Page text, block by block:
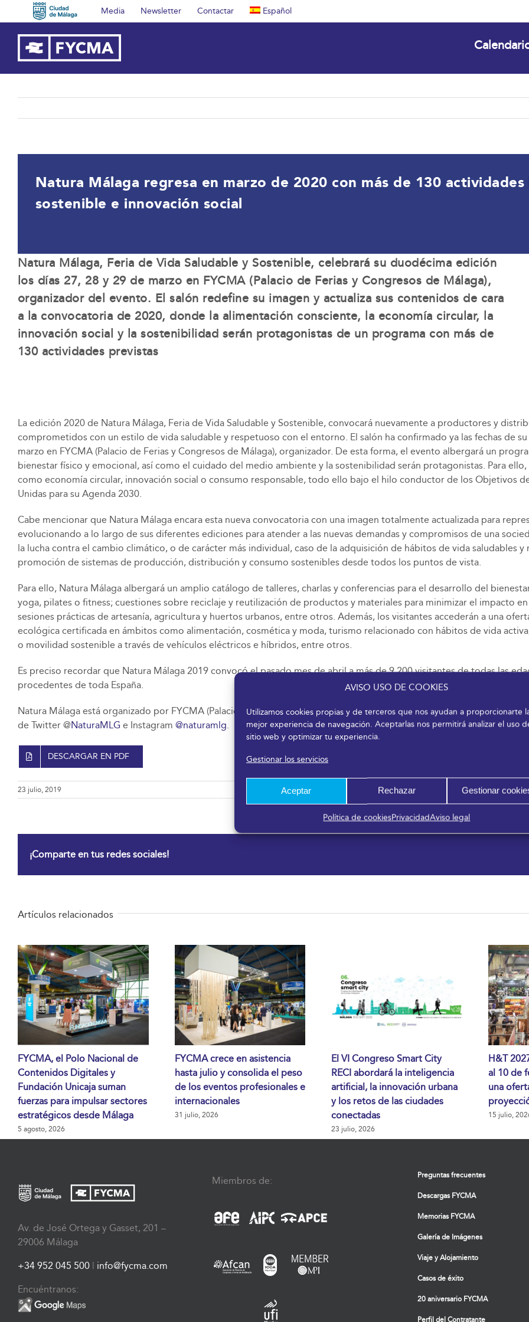
AVISO USO DE COOKIES
Utilizamos cookies propias y de terceros que nos ayudan a proporcionarte
mejor experiencia de navegación. Aceptarlas nos permitirá analizar el uso
sitio web y optimizar tu experiencia.
Gestionar los servicios
Aceptar Rechazar Gestionar
Política de cookiesPrivacidadAviso legal
al
contenido
Media Newsletter Contactar Español
Natura Málaga regresa en marzo de 2020 con más de 130
sostenible e innovación social
Natura Málaga, Feria de Vida Saludable y Sostenible, celebrará su duodécima edición
los días 27, 28 y 29 de marzo en FYCMA (Palacio de Ferias y Congresos de Málaga),
organizador del evento. El salón redefine su imagen y actualiza sus contenidos de cara
a la convocatoria de 2020, donde la alimentación consciente, la economía circular, la
innovación social y la sostenibilidad serán protagonistas de un programa con más de
130 actividades previstas
La edición 2020 de Natura Málaga, Feria de Vida Saludable y Sostenible, convocará nuevamente a productores y
comprometidos con un estilo de vida saludable y respetuoso con el entorno. El salón ha confirmado ya las fechas de
marzo en FYCMA (Palacio de Ferias y Congresos de Málaga), organizador. De esta forma, el evento albergará un
bienestar físico y emocional, así como el cuidado del medio ambiente y la sostenibilidad serán protagonistas. Para
como economía circular, innovación social o consumo responsable, todo ello bajo el hilo conductor de los Objetivos
Unidas para su Agenda 2030.
Cabe mencionar que Natura Málaga encara esta nueva convocatoria con una imagen totalmente actualizada para
evolucionando a lo largo de sus diferentes ediciones para atender a las nuevas demandas y compromisos de una
la lucha contra el cambio climático, o de carácter más individual, caso de la adquisición de hábitos de vida saludables
promoción de sistemas de producción, distribución y consumo sostenibles desde todos los puntos de vista.
Para ello, Natura Málaga albergará un amplio catálogo de talleres, charlas y conferencias para el desarrollo del
yoga, pilates o fitness; cuestiones sobre reciclaje y reutilización de productos y materiales para minimizar el impacto
sesiones prácticas de artesanía, agricultura y huertos urbanos, entre otros. Además, los visitantes accederán a una
ecológica certificada en ámbitos como alimentación, cosmética y moda, turismo relacionado con hábitos de vida
o movilidad sostenible a través de vehículos eléctricos e híbridos, entre otros.
Es preciso recordar que Natura Málaga 2019 convocó el pasado mes de abril a más de 9.200 visitantes de todas las
procedentes de toda España.
Natura Málaga está organizado por FYCMA (Palacio de Ferias y Congresos de Málaga). Más información en
de Twitter @NaturaMLG e Instagram @naturamlg.
DESCARGAR EN PDF
23 julio, 2019
¡Comparte en tus redes sociales!
Artículos relacionados
FYCMA, el Polo Nacional de
Contenidos Digitales y
Fundación Unicaja suman
fuerzas para impulsar sectores
estratégicos desde Málaga
5 agosto, 2026
FYCMA crece en asistencia
hasta julio y consolida el peso
de los eventos profesionales e
internacionales
31 julio, 2026
El VI Congreso Smart City
RECI abordará la inteligencia
artificial, la innovación urbana
y los retos de las ciudades
conectadas
23 julio, 2026
H&T
al 10 de
una
15 julio,
Av. de José Ortega y Gasset, 201 –
29006 Málaga
+34 952 045 500 info@fycma.com
Encuéntranos:
Miembros de: Preguntas frecuentes
Descargas FYCMA
Memorias FYCMA
Galería de Imágenes
Viaje y Alojamiento
Casos de éxito
20 aniversario FYCMA
Perfil del Contratante